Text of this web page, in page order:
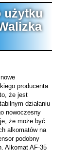
użytku
producenta
że jest
działaniu
nowoczesny
że może być
alkomatów na
podobny
Alkomat AF-35